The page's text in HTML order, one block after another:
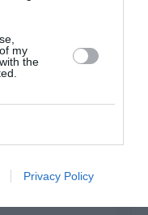
my
the
Privacy Policy
on parle, et
une fois
ne faire
s’agissant
fait des
les produits et
ses